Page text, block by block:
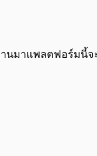
านมาแพลตฟอร์มนี้